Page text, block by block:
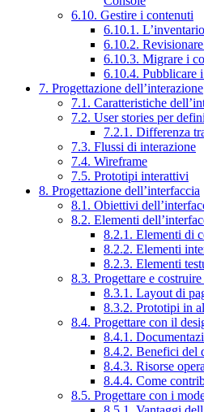
6.10. Gestire i contenuti
6.10.1.
6.10.2.
6.10.3. Migrare i
6.10.4. Pubblicare
7. Progettazione dell’interazione
7.1. Caratteristiche
7.2. User stories per
7.2.1. Differenza
7.3. Flussi di interazione
7.4. Wireframe
7.5. Prototipi interattivi
8. Progettazione dell’interfaccia
8.1. Obiettivi
8.2. Elementi
8.2.1. Elementi di
8.2.2. Elementi
8.2.3. Elementi
8.3. Progettare e
8.3.1. Layout di
8.3.2. Prototipi in
8.4. Progettare con il
8.4.1.
8.4.2. Benefici del
8.4.3. Risorse
8.4.4. Come
8.5. Progettare con i